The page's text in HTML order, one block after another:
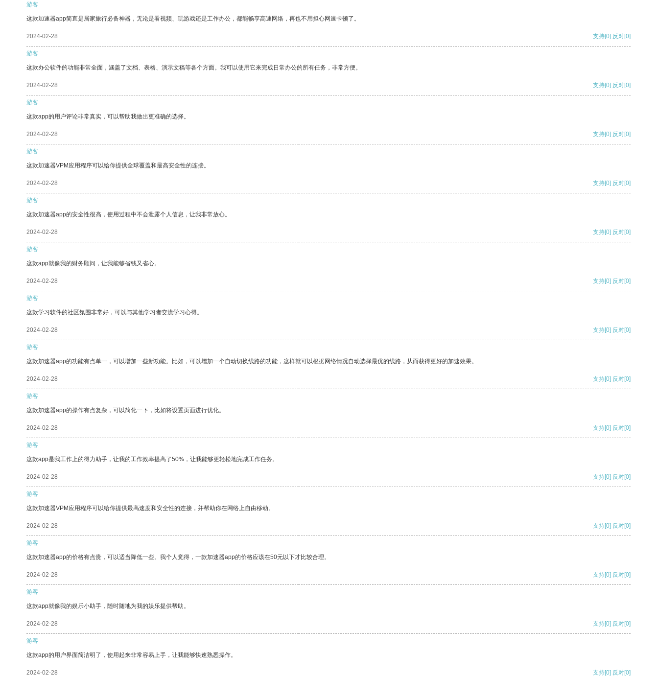
游客
这款加速器app简直是居家旅行必备神器，无论是看视频、玩游戏还是工作办公，都能畅享高速网络，再也不用担心网速卡顿了。
2024-02-28 支持[0] 反对[0]
游客
这款办公软件的功能非常全面，涵盖了文档、表格、演示文稿等各个方面。我可以使用它来完成日常办公的所有任务，非常方便。
2024-02-28 支持[0] 反对[0]
游客
这款app的用户评论非常真实，可以帮助我做出更准确的选择。
2024-02-28 支持[0] 反对[0]
游客
这款加速器VPM应用程序可以给你提供全球覆盖和最高安全性的连接。
2024-02-28 支持[0] 反对[0]
游客
这款加速器app的安全性很高，使用过程中不会泄露个人信息，让我非常放心。
2024-02-28 支持[0] 反对[0]
游客
这款app就像我的财务顾问，让我能够省钱又省心。
2024-02-28 支持[0] 反对[0]
游客
这款学习软件的社区氛围非常好，可以与其他学习者交流学习心得。
2024-02-28 支持[0] 反对[0]
游客
这款加速器app的功能有点单一，可以增加一些新功能。比如，可以增加一个自动切换线路的功能，这样就可以根据网络情况自动选择最优的线路，从而获得更好的加速效果。
2024-02-28 支持[0] 反对[0]
游客
这款加速器app的操作有点复杂，可以简化一下，比如将设置页面进行优化。
2024-02-28 支持[0] 反对[0]
游客
这款app是我工作上的得力助手，让我的工作效率提高了50%，让我能够更轻松地完成工作任务。
2024-02-28 支持[0] 反对[0]
游客
这款加速器VPM应用程序可以给你提供最高速度和安全性的连接，并帮助你在网络上自由移动。
2024-02-28 支持[0] 反对[0]
游客
这款加速器app的价格有点贵，可以适当降低一些。我个人觉得，一款加速器app的价格应该在50元以下才比较合理。
2024-02-28 支持[0] 反对[0]
游客
这款app就像我的娱乐小助手，随时随地为我的娱乐提供帮助。
2024-02-28 支持[0] 反对[0]
游客
这款app的用户界面简洁明了，使用起来非常容易上手，让我能够快速熟悉操作。
2024-02-28 支持[0] 反对[0]